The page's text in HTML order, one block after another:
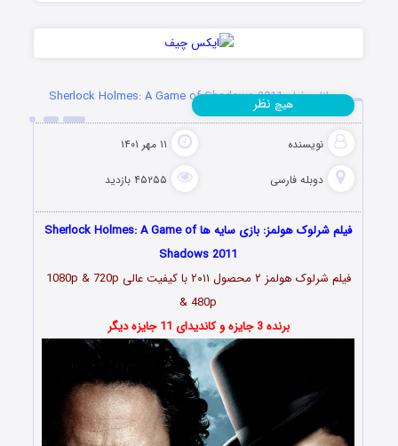
دانلود فیلم Sherlock Holmes: A Game of Shadows 2011
نویسنده ۱۱ مهر ۱۴۰۱
دوبله فارسی ۴۵۲۵۵ بازدید
هیچ نظر
فیلم شرلوک هولمز: بازی سایه ها Sherlock Holmes: A Game of
Shadows 2011
فیلم شرلوک هولمز ۲ محصول ۲۰۱۱ با کیفیت عالی 1080p & 720p
& 480p
برنده 3 جایزه و کاندیدای 11 جایزه دیگر